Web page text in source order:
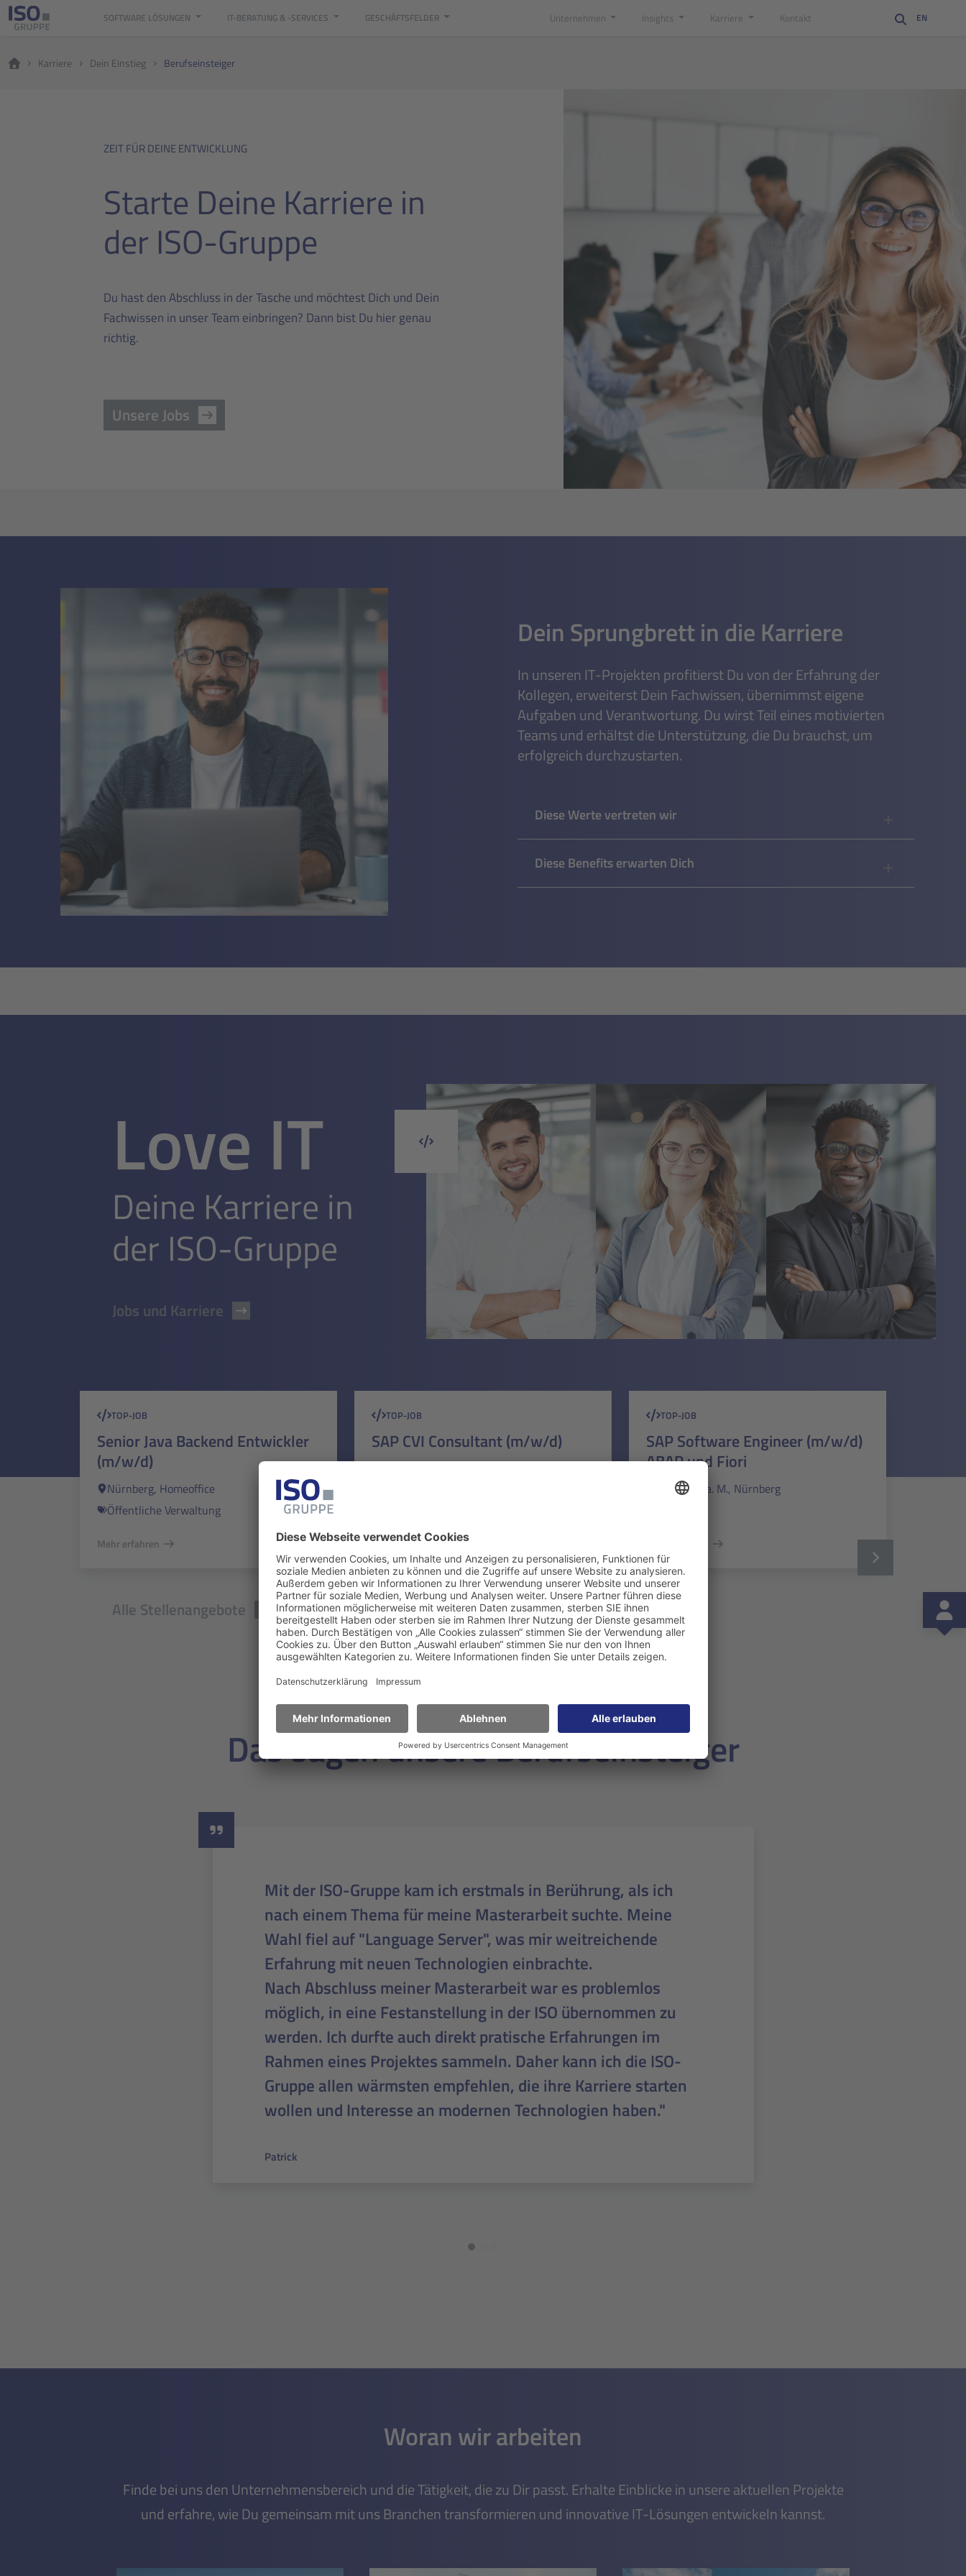
SOFTWARE LÖSUNGEN IT-BERATUNG & -SERVICES GESCHÄFTSFELDER Unternehmen Insights Karriere Kontakt EN
Karriere Dein Einstieg Berufseinsteiger
ZEIT FÜR DEINE ENTWICKLUNG
Starte Deine Karriere in
der ISO-Gruppe
Du hast den Abschluss in der Tasche und möchtest Dich und Dein
Fachwissen in unser Team einbringen? Dann bist Du hier genau
richtig.
Unsere Jobs
Dein Sprungbrett in die Karriere
In unseren IT-Projekten profitierst Du von der Erfahrung der
Kollegen, erweiterst Dein Fachwissen, übernimmst eigene
Aufgaben und Verantwortung. Du wirst Teil eines motivierten
Teams und erhältst die Unterstützung, die Du brauchst, um
erfolgreich durchzustarten.
Diese Werte vertreten wir
Diese Benefits erwarten Dich
Love IT
Deine Karriere in
der ISO-Gruppe
Jobs und Karriere
TOP-JOB
Senior Java Backend Entwickler
(m/w/d)
Nürnberg, Homeoffice
Öffentliche Verwaltung
Mehr erfahren
TOP-JOB
SAP CVI Consultant (m/w/d)
Mehr erfahren
TOP-JOB
SAP Software Engineer (m/w/d)
ABAP und Fiori
Frankfurt a. M., Nürnberg
Alle Stellenangebote
Das sagen unsere Berufseinsteiger
Schon seit Beginn wurde ich in dem Entwicklungsteam als
vollwertige Kollegin angenommen und habe mich stets gut
aufgehoben und unterstützt gefühlt. Nach meinem
Bachelorabschluss wurde ich direkt und unkompliziert als
Softwareentwicklerin übernommen. Durch das Angebot von
Homeoffice und die flexible Gestaltung meiner Arbeitszeit fiel
mir der Umstieg vom Studium zur Vollzeitanstellung als
Absolventin sehr leicht."
Alexandra
Finde bei uns den Unternehmensbereich und die Tätigkeit, die zu Dir passt. Erhalte Einblicke in unsere aktuellen Projekte